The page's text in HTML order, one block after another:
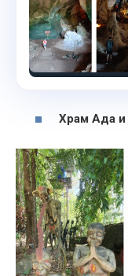
Храм Ада и